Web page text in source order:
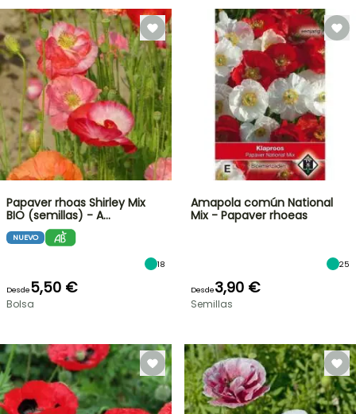
Papaver rhoas Shirley Mix
BIO (semillas) - A…
NUEVO
18
Desde5,50 €
Bolsa
Amapola común National
Mix - Papaver rhoeas
25
Desde3,90 €
Semillas